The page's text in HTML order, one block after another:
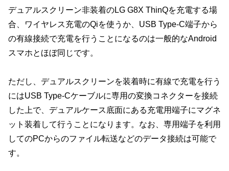
デュアルスクリーン非装着のLG G8X ThinQを充電する場
合、ワイヤレス充電のQiを使うか、USB Type-C端子から
の有線接続で充電を行うことになるのは一般的なAndroid
スマホとほぼ同じです。
ただし、デュアルスクリーンを装着時に有線で充電を行う
にはUSB Type-Cケーブルに専用の変換コネクターを接続
した上で、デュアルケース底面にある充電用端子にマグネ
ット装着して行うことになります。なお、専用端子を利用
してのPCからのファイル転送などのデータ接続は可能で
す。